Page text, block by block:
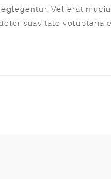
Vel erat
suavitate voluptaria